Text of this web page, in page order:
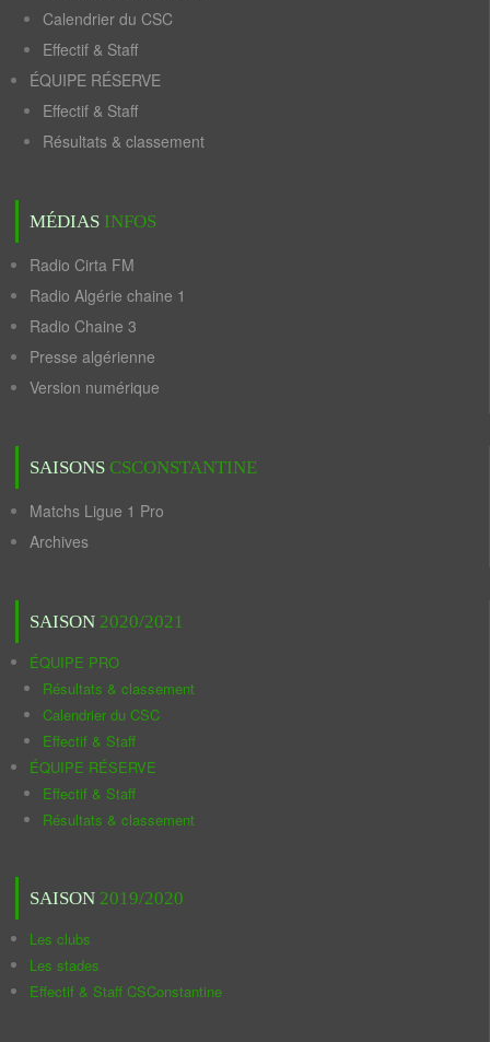
Calendrier du CSC
Effectif & Staff
ÉQUIPE RÉSERVE
Effectif & Staff
Résultats & classement
MÉDIAS INFOS
Radio Cirta FM
Radio Algérie chaine 1
Radio Chaine 3
Presse algérienne
Version numérique
SAISONS CSCONSTANTINE
Matchs Ligue 1 Pro
Archives
SAISON 2020/2021
ÉQUIPE PRO
Résultats & classement
Calendrier du CSC
Effectif & Staff
ÉQUIPE RÉSERVE
Effectif & Staff
Résultats & classement
SAISON 2019/2020
Les clubs
Les stades
Effectif & Staff CSConstantine